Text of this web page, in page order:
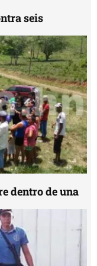
seis
dentro de una